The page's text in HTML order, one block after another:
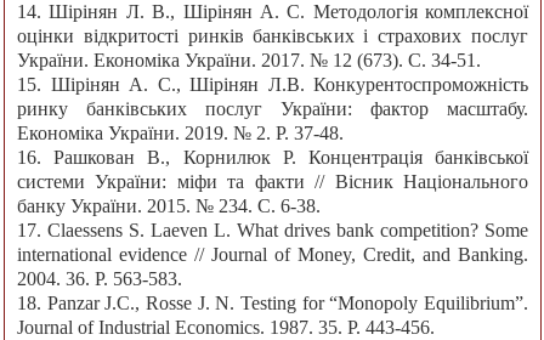
14. Шірінян Л. В., Шірінян А. С. Методологія комплексної
оцінки відкритості ринків банківських і страхових послуг
України. Економіка України. 2017. № 12 (673). С. 34-51.
15. Шірінян А. С., Шірінян Л.В. Конкурентоспроможність
ринку банківських послуг України: фактор масштабу.
Економіка України. 2019. № 2. P. 37-48.
16. Рашкован В., Корнилюк Р. Концентрація банківської
системи України: міфи та факти // Вісник Національного
банку України. 2015. № 234. С. 6-38.
17. Claessens S. Laeven L. What drives bank competition? Some
international evidence // Journal of Money, Credit, and Banking.
2004. 36. Р. 563-583.
18. Panzar J.C., Rosse J. N. Testing for “Monopoly Equilibrium”.
Journal of Industrial Economics. 1987. 35. Р. 443-456.